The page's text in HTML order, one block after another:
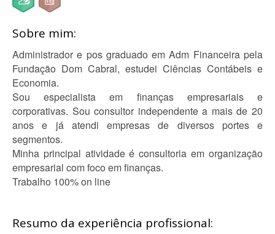
Sobre mim:
Administrador e pos graduado em Adm Financeira pela
Fundação Dom Cabral, estudei Ciências Contábeis e
Economia.
Sou especialista em finanças empresariais e
corporativas. Sou consultor independente a mais de 20
anos e já atendi empresas de diversos portes e
segmentos.
Minha principal atividade é consultoria em organização
empresarial com foco em finanças.
Trabalho 100% on line
Resumo da experiência profissional: